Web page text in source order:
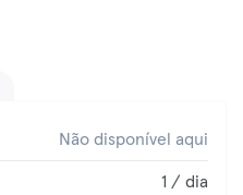
Não disponível aqui
1 / dia